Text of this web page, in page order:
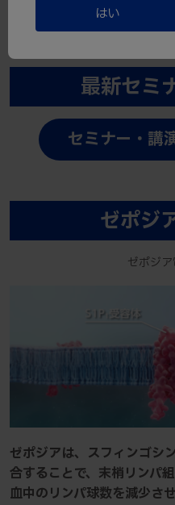
よくあるご
最新セミ
セミナー・講
ゼポジ
ゼポジ
ゼポジアは、スフィンゴシ
合することで、末梢リンパ
血中のリンパ球数を減少させ
はい